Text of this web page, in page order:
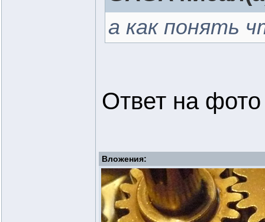
а как понять
Ответ на
Вложения: